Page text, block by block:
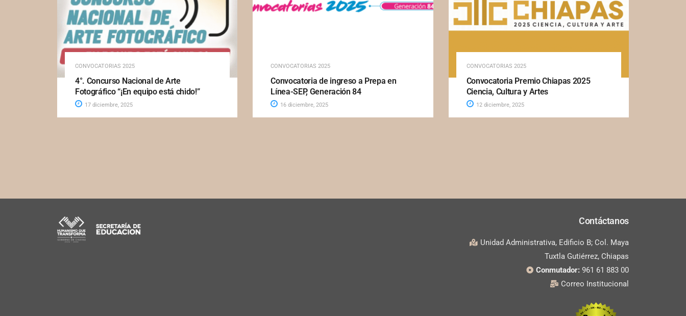
CONVOCATORIAS 2025
4°. Concurso Nacional de Arte
Fotográfico “¡En equipo está chido!”
17 diciembre, 2025
CONVOCATORIAS 2025
Convocatoria de ingreso a Prepa en
Línea-SEP, Generación 84
16 diciembre, 2025
CONVOCATORIAS 2025
Convocatoria Premio Chiapas 2025
Ciencia, Cultura y Artes
12 diciembre, 2025
Contáctanos
Unidad Administrativa, Edificio B; Col. Maya
Tuxtla Gutiérrez, Chiapas
Conmutador: 961 61 883 00
Correo Institucional